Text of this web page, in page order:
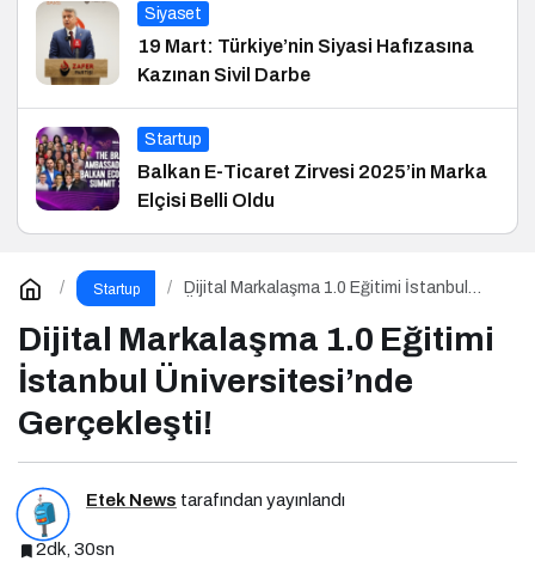
Siyaset
19 Mart: Türkiye’nin Siyasi Hafızasına
Kazınan Sivil Darbe
Startup
Balkan E-Ticaret Zirvesi 2025’in Marka
Elçisi Belli Oldu
Startup
Dijital Markalaşma 1.0 Eğitimi İstanbul
Dijital Markalaşma 1.0 Eğitimi
İstanbul Üniversitesi’nde
Gerçekleşti!
Etek News tarafından yayınlandı
2dk, 30sn